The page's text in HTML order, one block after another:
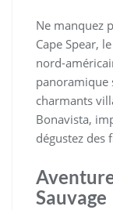
Ne manquez
Cape Spear,
nord-
panoramique
charmants
Bonavista,
dégustez des
Sauvage